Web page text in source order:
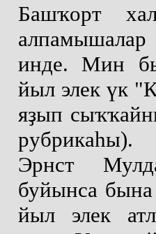
Башҡорт
инде. Мин
йыл элек үк
яҙып
рубрикаһы).
Эрнст
буйынса
йыл элек